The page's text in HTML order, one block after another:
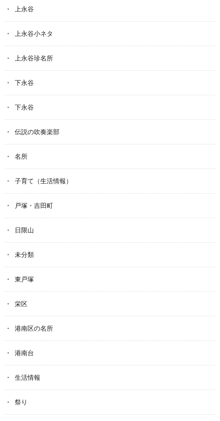
上永谷
上永谷小ネタ
上永谷珍名所
下永谷
下永谷
伝説の吹奏楽部
名所
子育て（生活情報）
戸塚・吉田町
日限山
未分類
東戸塚
栄区
港南区の名所
港南台
生活情報
祭り